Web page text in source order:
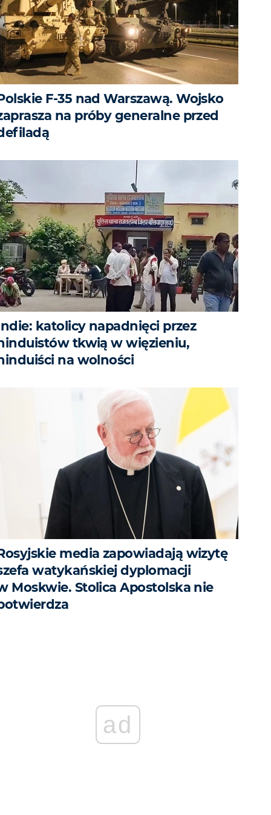
F-35 nad Warszawą. Wojsko
na próby generalne przed
katolicy napadnięci przez
tkwią w więzieniu,
na wolności
media zapowiadają wizytę
watykańskiej dyplomacji
Moskwie. Stolica Apostolska nie
ad